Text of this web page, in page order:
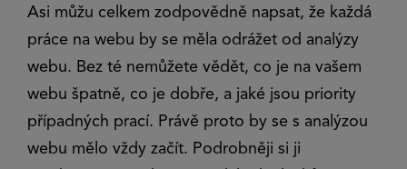
Asi můžu celkem zodpovědně napsat, že každá
práce na webu by se měla odrážet od analýzy
webu. Bez té nemůžete vědět, co je na vašem
webu špatně, co je dobře, a jaké jsou priority
případných prací. Právě proto by se s analýzou
webu mělo vždy začít. Podrobněji si ji